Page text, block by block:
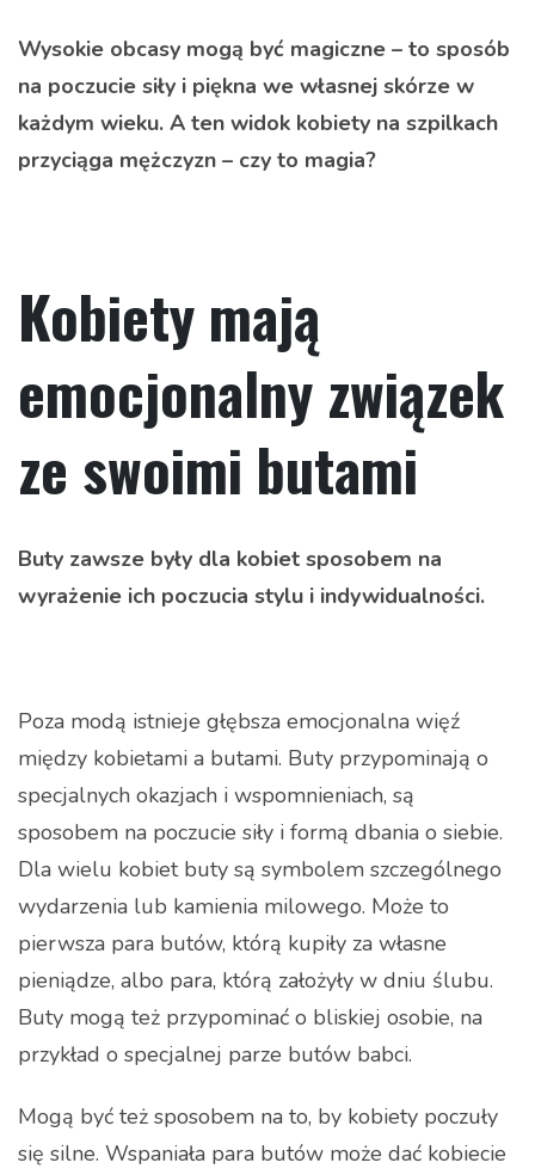
Wysokie obcasy mogą być magiczne – to sposób
na poczucie siły i piękna we własnej skórze w
każdym wieku. A ten widok kobiety na szpilkach
przyciąga mężczyzn – czy to magia?
Kobiety mają
emocjonalny związek
ze swoimi butami
Buty zawsze były dla kobiet sposobem na
wyrażenie ich poczucia stylu i indywidualności.
Poza modą istnieje głębsza emocjonalna więź
między kobietami a butami. Buty przypominają o
specjalnych okazjach i wspomnieniach, są
sposobem na poczucie siły i formą dbania o siebie.
Dla wielu kobiet buty są symbolem szczególnego
wydarzenia lub kamienia milowego. Może to
pierwsza para butów, którą kupiły za własne
pieniądze, albo para, którą założyły w dniu ślubu.
Buty mogą też przypominać o bliskiej osobie, na
przykład o specjalnej parze butów babci.
Mogą być też sposobem na to, by kobiety poczuły
się silne. Wspaniała para butów może dać kobiecie